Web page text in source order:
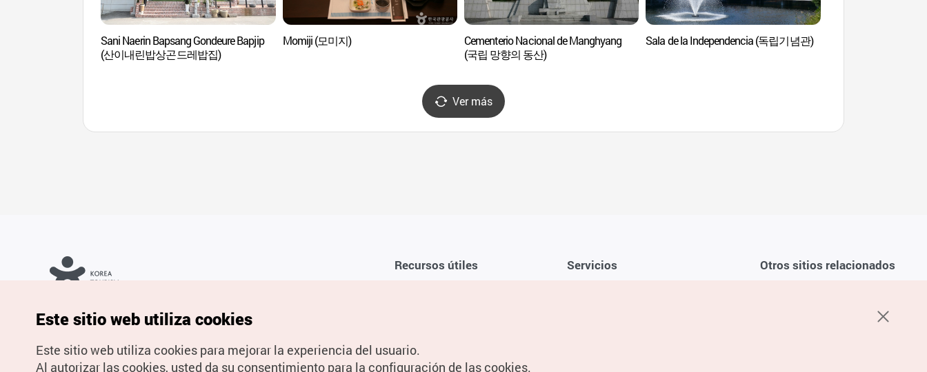
Sani Naerin Bapsang Gondeure Bapjip
(산이내린밥상곤드레밥집)
Momiji (모미지)
Cementerio Nacional de Manghyang
(국립 망향의 동산)
Sala de la Independencia (독립기념관)
Ver más
Recursos útiles
Guías digitales
Servicios Otros sitios relacionados
derechos reservados.
Para informes de errores y cuestiones relacionadas con el sitio
spanish@knto.or.kr
Este sitio web utiliza cookies
Este sitio web utiliza cookies para mejorar la experiencia del usuario.
Al autorizar las cookies, usted da su consentimiento para la configuración de las cookies.